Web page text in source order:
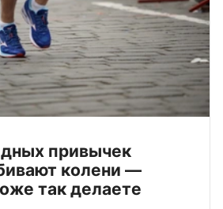
привычек
колени —
так делаете